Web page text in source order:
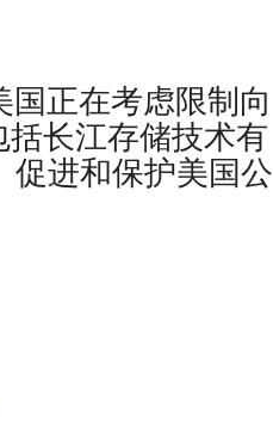
正在考虑限制向
长江存储技术有
促进和保护美国公